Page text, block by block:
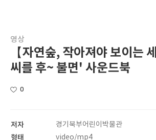
영상
【자연숲, 작아져야 보이는
씨를 후~ 불면' 사운드북
0
저자 경기북부어린이박물관
형태 video/mp4